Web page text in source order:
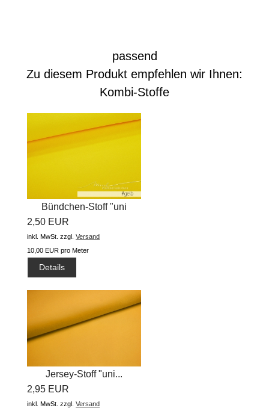
passend
Zu diesem Produkt empfehlen wir Ihnen:
Kombi-Stoffe
Bündchen-Stoff "uni
#gelb"...
2,50 EUR
inkl. MwSt. zzgl. Versand
10,00 EUR pro Meter
Details
Jersey-Stoff "uni...
2,95 EUR
inkl. MwSt. zzgl. Versand